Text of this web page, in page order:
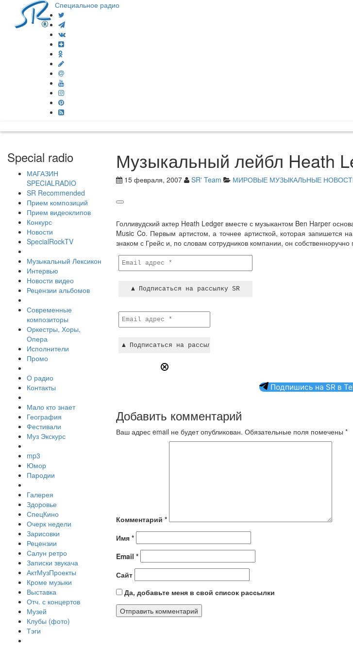
Специальное радио
Special radio
МАГАЗИН
SPECIALRADIO
SR Recommended
Прием композиций
Прием видеоклипов
Конкурс
Новости
SpecialRockTV
Музыкальный Лексикон
Интервью
Новости видео
Рецензии альбомов
Современные
композиторы
Оркестры, Хоры,
Опера
Исполнители
Промо
О радио
Контакты
Мало кто знает
География
Фестивали
Муз Экскурс
mp3
Юмор
Пародии
Галерея
Здоровье
СпецКино
Очерк недели
Зарисовки
Рецензии
Салун ретро
Записки звукача
АктМузПроекты
Кроме музыки
Выставка
Отч. с концертов
Музей
Клубы (фото)
Тэги
Музыкальный лейбл Heath
15 февраля, 2007 SR' Team МИРОВЫЕ МУЗЫКАЛЬНЫЕ
Голливудский актер Heath Ledger вместе с музыкантом Ben Harper
Music Co. Первым артистом, а точнее артисткой, которая запишется
знаком с Грейс и, по словам сотрудников компании, он
Подпишись на SR в
Добавить комментарий
Ваш адрес email не будет опубликован. Обязательные поля помечены *
Комментарий *
Имя *
Email *
Сайт
Да, добавьте меня в свой список рассылки